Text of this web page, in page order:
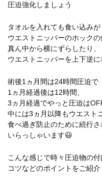
圧迫強化しましょう
タオルを入れても食い込み
ウエストニッパーのホックの
真ん中から横にずらしたり、
ウエストニッパーを上下逆
術後1ヵ月間は24時間圧迫で
1ヵ月経過後は12時間、
3ヵ月経過でやっと圧迫は
中には3ヵ月以降もウエスト
食べ過ぎ防止のために続行さ
いらっしゃいます😃
こんな感じで時々圧迫物の
コツなどのポイントをご紹